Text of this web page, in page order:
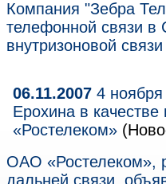
Компания "Зебра
телефонной связи в
внутризоновой
06.11.2007 4
Ерохина в
«Ростелеком»
ОАО «Ростелеком»,
дальней связи,